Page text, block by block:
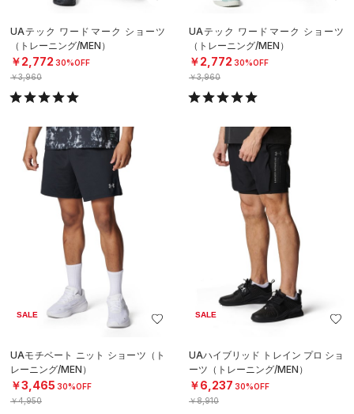
UAテック ワードマーク ショーツ
（トレーニング/MEN）
￥2,772 30%OFF
￥3,960
UAテック ワードマーク ショーツ
（トレーニング/MEN）
￥2,772 30%OFF
￥3,960
SALE
UAモチベート ニット ショーツ（ト
レーニング/MEN）
￥3,465 30%OFF
￥4,950
SALE
UAハイブリッド トレイン プロ ショ
ーツ（トレーニング/MEN）
￥6,237 30%OFF
￥8,910